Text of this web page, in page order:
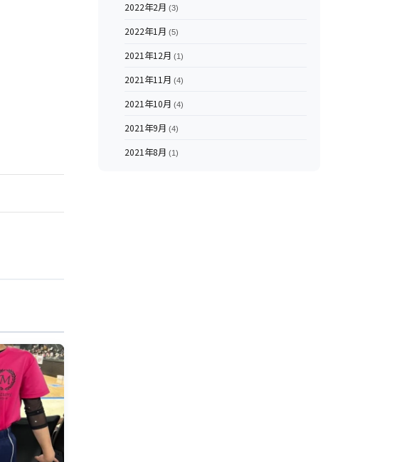
2022年2月 (3)
2022年1月 (5)
2021年12月 (1)
2021年11月 (4)
2021年10月 (4)
2021年9月 (4)
2021年8月 (1)